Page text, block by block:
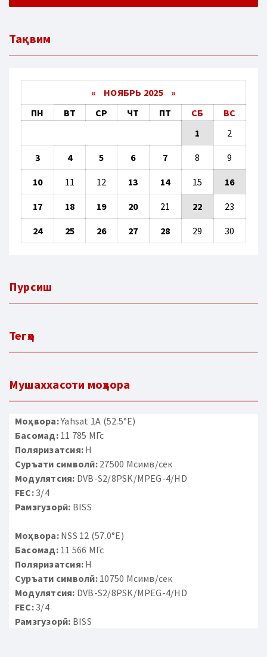
Тақвим
« НОЯБРЬ 2025 »
ПН
ВТ СР ЧТ ПТ СБ
ВС
1
2
3 4 5 6 7 8 9
10 11 12 13 14 15 16
17 18 19 20 21 22 23
24 25 26 27 28 29 30
Пурсиш
Тегҳо
Мушаххасоти моҳвора
Моҳвора:Yahsat 1A (52.5°E)
Басомад:11 785 МГс
Поляризатсия: H
Суръати символӣ:27500 Мсимв/сек
Модулятсия: DVB-S2/8PSK/MPEG-4/HD
FEC:3/4
Рамзгузорӣ: BISS
Моҳвора:NSS 12 (57.0°E)
Басомад:11 566 МГс
Поляризатсия: H
Суръати символӣ:10750 Мсимв/сек
Модулятсия: DVB-S2/8PSK/MPEG-4/HD
FEC:3/4
Рамзгузорӣ: BISS